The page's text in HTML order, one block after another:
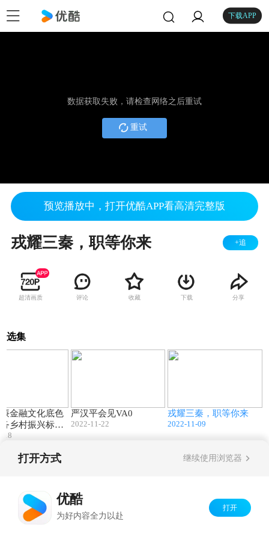
下载APP
数据获取失败，请检查网络之后重试
重试
预览播放中，打开优酷APP看高清完整版
戎耀三秦，职等你来 +追
超清画质 评论 收藏 下载 分享
选集
金融文化底色
乡村振兴标杆
延安分行
18
严汉平会见VA0
2022-11-22
戎耀三秦，职等你来
2022-11-09
打开方式 继续使用浏览器
优酷
为好内容全力以赴
打开